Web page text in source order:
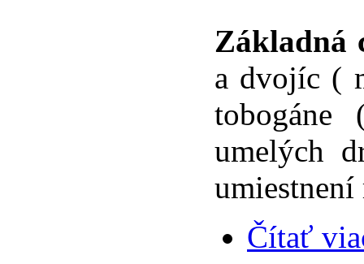
Základná
a dvojíc (
tobogáne
umelých
umiestnení
Čítať